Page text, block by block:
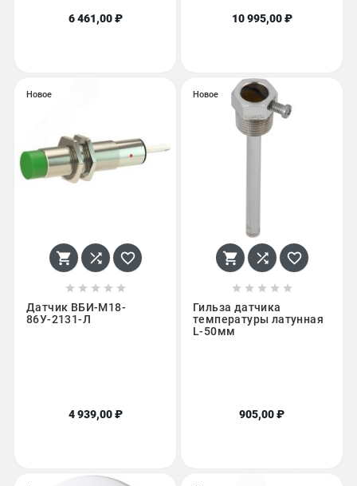
6 461,00 ₽ 10 995,00 ₽
Новое
  
    
Датчик ВБИ-М18-
86У-2131-Л
4 939,00 ₽
Новое
  
    
Гильза датчика
температуры латунная
L-50мм
905,00 ₽